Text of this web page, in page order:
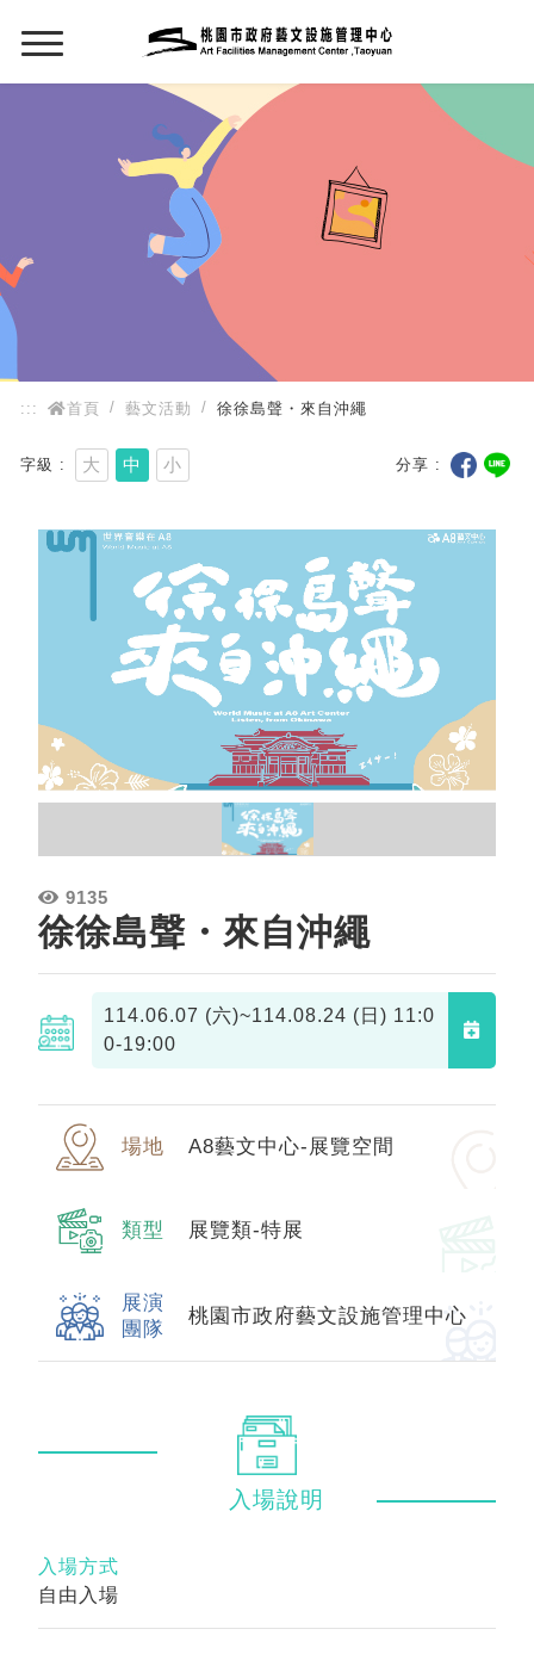
::: 首頁 藝文活動 徐徐島聲・來自沖繩
字級 大 中 小 分享
9135
徐徐島聲・來自沖繩
114.06.07 (六)~114.08.24 (日) 11:0
0-19:00
場地 A8藝文中心-展覽空間
類型 展覽類-特展
展演
團隊
桃園市政府藝文設施管理中心
入場說明
入場方式
自由入場